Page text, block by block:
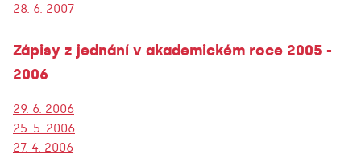
28. 6. 2007
Zápisy z jednání v akademickém roce 2005 -
2006
29. 6. 2006
25. 5. 2006
27. 4. 2006